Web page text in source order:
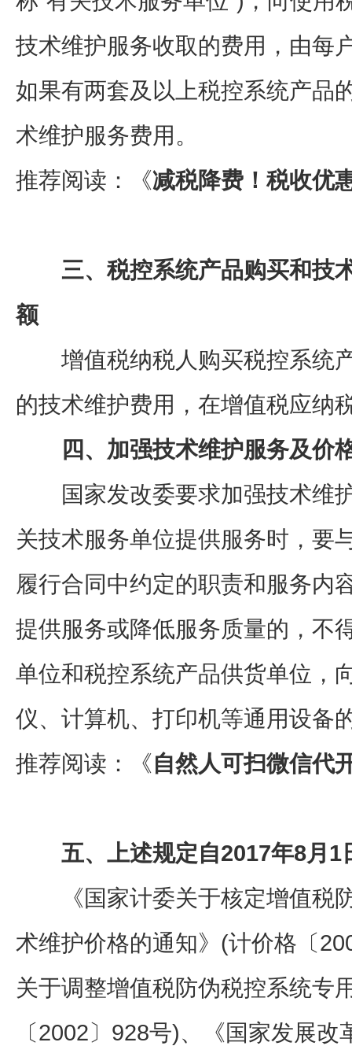
技术维护服务收取的费用，由每
如果有两套及以上税控系统产品
术维护服务费用。
推荐阅读：《减税降费！税收优
三、税控系统产品购买和技
额
增值税纳税人购买税控系统
的技术维护费用，在增值税应纳
四、加强技术维护服务及价
国家发改委要求加强技术维
关技术服务单位提供服务时，要
履行合同中约定的职责和服务内
提供服务或降低服务质量的，不
单位和税控系统产品供货单位，
仪、计算机、打印机等通用设备
推荐阅读：《自然人可扫微信代
五、上述规定自2017年8月1
《国家计委关于核定增值税
术维护价格的通知》(计价格〔
关于调整增值税防伪税控系统专
〔2002〕928号)、《国家发展